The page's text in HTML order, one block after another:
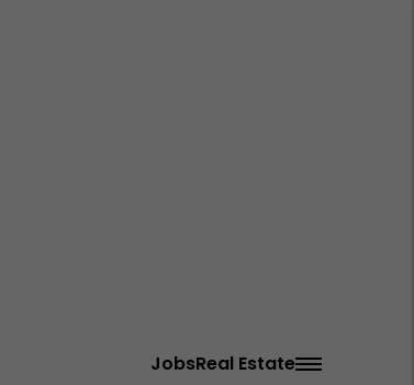
JobsReal Estate